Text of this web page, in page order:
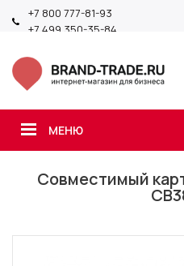
+7 800 777-81-93
+7 499 350-35-84
МЕНЮ
Совместимый